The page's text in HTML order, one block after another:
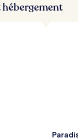
hébergement